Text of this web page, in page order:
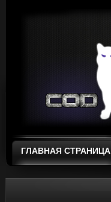
ГЛАВНАЯ СТРАНИЦА